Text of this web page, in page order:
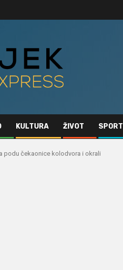
KULTURA ŽIVOT SPORT
podu čekaonice kolodvora i okrali